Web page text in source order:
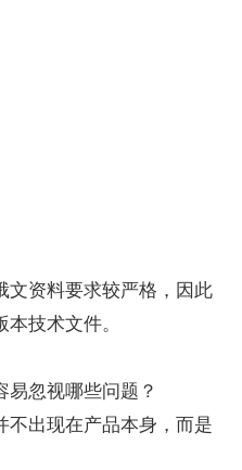
文资料要求较严格，因此
技术文件。
易忽视哪些问题？
不出现在产品本身，而是